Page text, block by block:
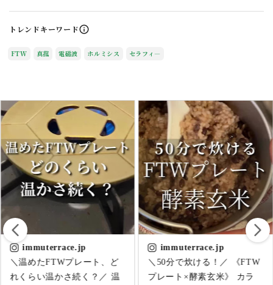
トレンドキーワードinfo_outline
FTW 真菰 電磁波 ホルミシス セラフィ―
immuterrace.jp
＼50分で炊ける！／ 《FTW
プレート×酵素玄米》 カラ
immuterrace.jp
＼座るだけ温活！／ FTWプ
レート活用法🟡 FTWプレー